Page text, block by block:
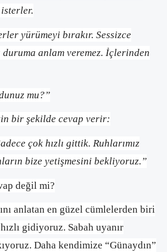
yürümeyi bırakır. Sessizce
anlam veremez. İçlerinden
mu?”
bir şekilde cevap verir:
çok hızlı gittik. Ruhlarımız
bize yetişmesini bekliyoruz.”
değil mi?
anlatan en güzel cümlelerden biri
gidiyoruz. Sabah uyanır
Daha kendimize “Günaydın”